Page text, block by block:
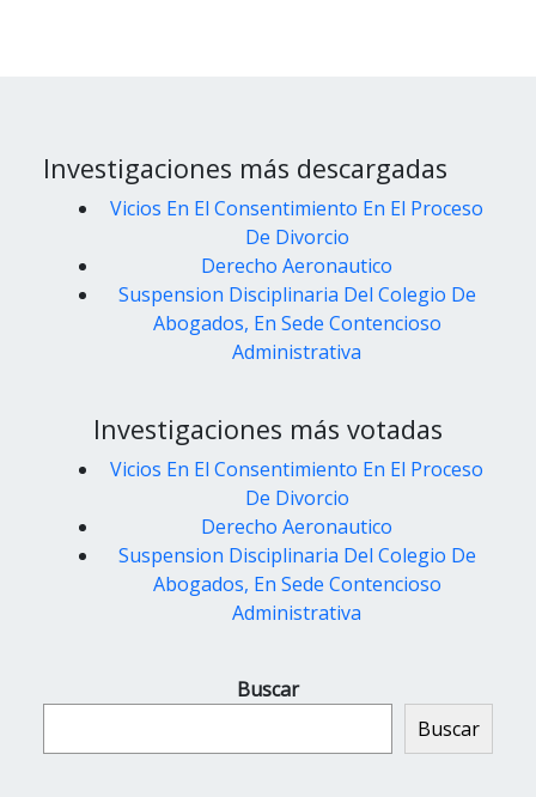
Investigaciones más descargadas
Vicios En El Consentimiento En El Proceso
De Divorcio
Derecho Aeronautico
Suspension Disciplinaria Del Colegio De
Abogados, En Sede Contencioso
Administrativa
Investigaciones más votadas
Vicios En El Consentimiento En El Proceso
De Divorcio
Derecho Aeronautico
Suspension Disciplinaria Del Colegio De
Abogados, En Sede Contencioso
Administrativa
Buscar
Buscar